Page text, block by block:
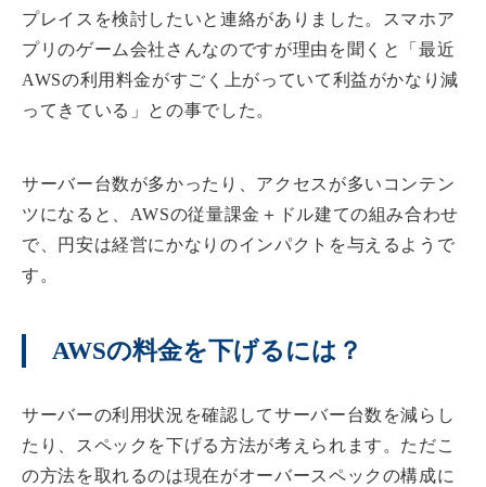
プレイスを検討したいと連絡がありました。スマホア
プリのゲーム会社さんなのですが理由を聞くと「最近
AWSの利用料金がすごく上がっていて利益がかなり減
ってきている」との事でした。
サーバー台数が多かったり、アクセスが多いコンテン
ツになると、AWSの従量課金＋ドル建ての組み合わせ
で、円安は経営にかなりのインパクトを与えるようで
す。
AWSの料金を下げるには？
サーバーの利用状況を確認してサーバー台数を減らし
たり、スペックを下げる方法が考えられます。ただこ
の方法を取れるのは現在がオーバースペックの構成に